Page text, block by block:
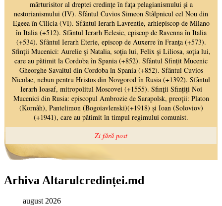
Arhiva Altarulcredinței.md
august 2026